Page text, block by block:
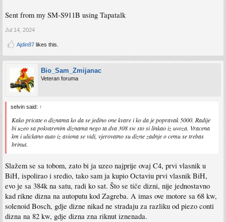
Sent from my SM-S911B using Tapatalk
Jul 14, 2024
Ajdin87 likes this.
Bio_Sam_Zmijanac
Veteran foruma
selvin said: ↑
Kako pricate o diznama ko da se jedino one kvare i ko da je popravak 5000. Radije
bi uzeo sa pokvarenim diznama nego ta dva 308 sw sto si linkao iz uvoza. Vracena
km i ulickano auto iz aviona se vidi, vjerovatno su dizne zadnje o cemu se trebas
brinut.
Slažem se sa tobom, zato bi ja uzeo najprije ovaj C4, prvi vlasnik u
BiH, ispolirao i sredio, tako sam ja kupio Octaviu prvi vlasnik BiH,
evo je sa 384k na satu, radi ko sat. Što se tiče dizni, nije jednostavno
kad rikne dizna na autoputu kod Zagreba. A imas ove motore sa 68 kw,
solenoid Bosch, gdje dizne nikad ne stradaju za razliku od piezo conti
dizna na 82 kw, gdje dizna zna riknut iznenada.